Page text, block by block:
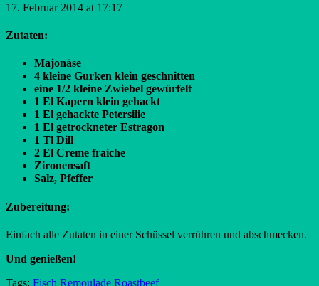
17. Februar 2014 at 17:17
Zutaten:
Majonäse
4 kleine Gurken klein geschnitten
eine 1/2 kleine Zwiebel gewürfelt
1 El Kapern klein gehackt
1 El gehackte Petersilie
1 El getrockneter Estragon
1 Tl Dill
2 El Creme fraiche
Zironensaft
Salz, Pfeffer
Zubereitung:
Einfach alle Zutaten in einer Schüssel verrühren und abschmecken.
Und genießen!
Tags: Fisch Remoulade Roastbeef